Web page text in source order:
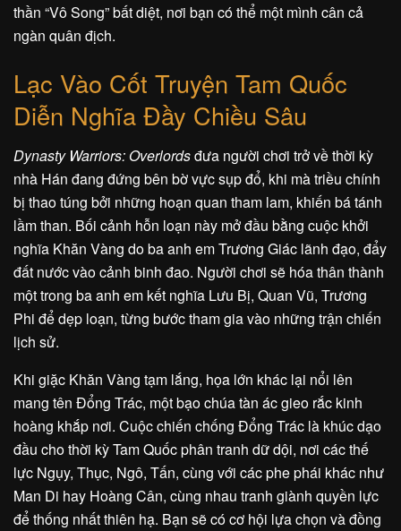
thần “Vô Song” bất diệt, nơi bạn có thể một mình cân cả
ngàn quân địch.
Lạc Vào Cốt Truyện Tam Quốc
Diễn Nghĩa Đầy Chiều Sâu
Dynasty Warriors: Overlordsđưa người chơi trở về thời kỳ
nhà Hán đang đứng bên bờ vực sụp đổ, khi mà triều chính
bị thao túng bởi những hoạn quan tham lam, khiến bá tánh
lầm than. Bối cảnh hỗn loạn này mở đầu bằng cuộc khởi
nghĩa Khăn Vàng do ba anh em Trương Giác lãnh đạo, đẩy
đất nước vào cảnh binh đao. Người chơi sẽ hóa thân thành
một trong ba anh em kết nghĩa Lưu Bị, Quan Vũ, Trương
Phi để dẹp loạn, từng bước tham gia vào những trận chiến
lịch sử.
Khi giặc Khăn Vàng tạm lắng, họa lớn khác lại nổi lên
mang tên Đổng Trác, một bạo chúa tàn ác gieo rắc kinh
hoàng khắp nơi. Cuộc chiến chống Đổng Trác là khúc dạo
đầu cho thời kỳ Tam Quốc phân tranh dữ dội, nơi các thế
lực Ngụy, Thục, Ngô, Tấn, cùng với các phe phái khác như
Man Di hay Hoàng Cân, cùng nhau tranh giành quyền lực
để thống nhất thiên hạ. Bạn sẽ có cơ hội lựa chọn và đồng